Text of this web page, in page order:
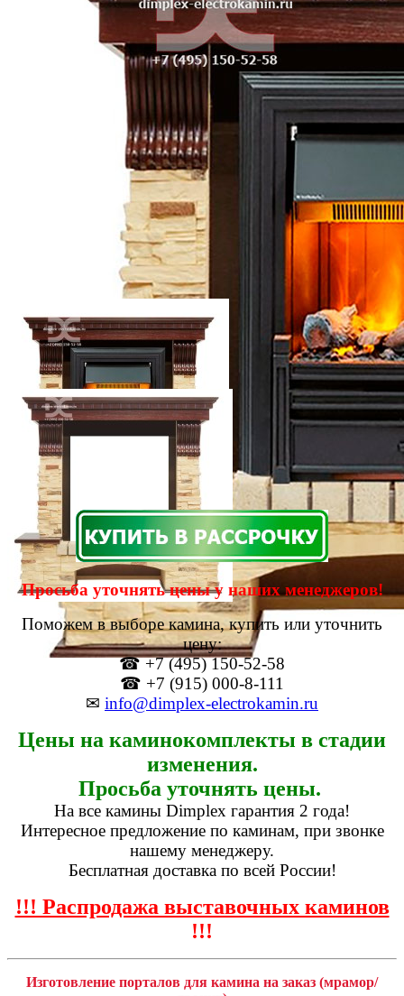
Просьба уточнять цены у наших менеджеров!
Поможем в выборе камина, купить или уточнить
цену:
☎ +7 (495) 150-52-58
☎ +7 (915) 000-8-111
✉ info@dimplex-electrokamin.ru
Цены на каминокомплекты в стадии
изменения.
Просьба уточнять цены.
На все камины Dimplex гарантия 2 года!
Интересное предложение по каминам, при звонке
нашему менеджеру.
Бесплатная доставка по всей России!
!!! Распродажа выставочных каминов
!!!
Изготовление порталов для камина на заказ (мрамор/